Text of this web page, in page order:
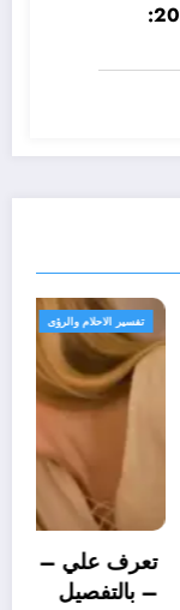
تردد قناة SSC السعودية الرياضية 2024: